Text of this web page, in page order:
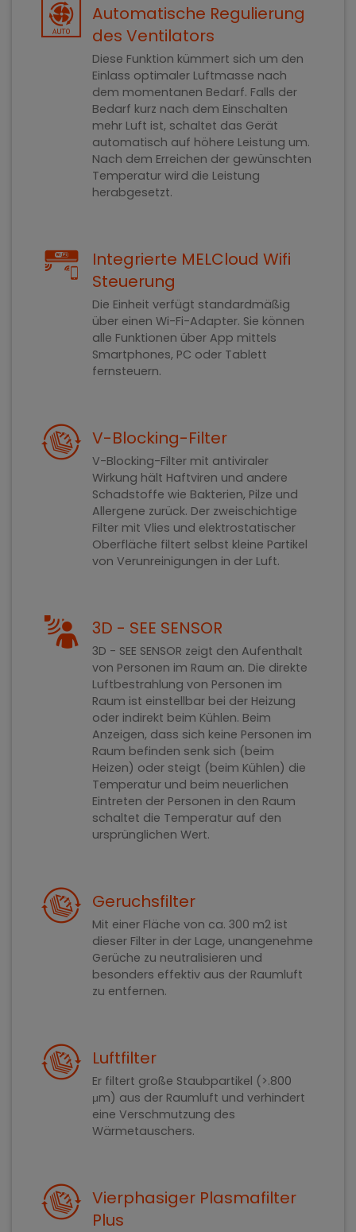
Automatische Regulierung
des Ventilators
Diese Funktion kümmert sich um den
Einlass optimaler Luftmasse nach
dem momentanen Bedarf. Falls der
Bedarf kurz nach dem Einschalten
mehr Luft ist, schaltet das Gerät
automatisch auf höhere Leistung um.
Nach dem Erreichen der gewünschten
Temperatur wird die Leistung
herabgesetzt.
Integrierte MELCloud Wifi
Steuerung
Die Einheit verfügt standardmäßig
über einen Wi-Fi-Adapter. Sie können
alle Funktionen über App mittels
Smartphones, PC oder Tablett
fernsteuern.
V-Blocking-Filter
V-Blocking-Filter mit antiviraler
Wirkung hält Haftviren und andere
Schadstoffe wie Bakterien, Pilze und
Allergene zurück. Der zweischichtige
Filter mit Vlies und elektrostatischer
Oberfläche filtert selbst kleine Partikel
von Verunreinigungen in der Luft.
3D - SEE SENSOR
3D - SEE SENSOR zeigt den Aufenthalt
von Personen im Raum an. Die direkte
Luftbestrahlung von Personen im
Raum ist einstellbar bei der Heizung
oder indirekt beim Kühlen. Beim
Anzeigen, dass sich keine Personen im
Raum befinden senk sich (beim
Heizen) oder steigt (beim Kühlen) die
Temperatur und beim neuerlichen
Eintreten der Personen in den Raum
schaltet die Temperatur auf den
ursprünglichen Wert.
Geruchsfilter
Mit einer Fläche von ca. 300 m2 ist
dieser Filter in der Lage, unangenehme
Gerüche zu neutralisieren und
besonders effektiv aus der Raumluft
zu entfernen.
Luftfilter
Er filtert große Staubpartikel (>.800
μm) aus der Raumluft und verhindert
eine Verschmutzung des
Wärmetauschers.
Vierphasiger Plasmafilter
Plus